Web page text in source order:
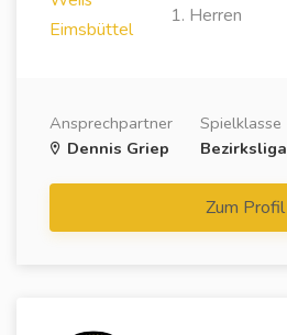
1. Herren
Ansprechpartner
Dennis Griep
Spielklasse
Bezirksliga
Zum Profil